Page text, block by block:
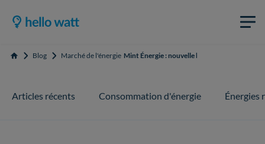
Accueil Blog Marché de l'énergie Mint Énergie : nouvelle hausse des tarifs à
Articles récents Consommation d'énergie Énergies